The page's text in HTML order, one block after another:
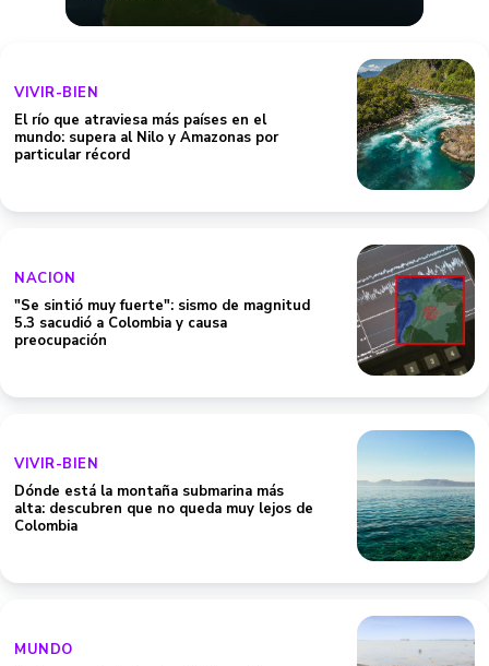
VIVIR-BIEN
El río que atraviesa más países en el
mundo: supera al Nilo y Amazonas por
particular récord
NACION
"Se sintió muy fuerte": sismo de magnitud
5.3 sacudió a Colombia y causa
preocupación
VIVIR-BIEN
Dónde está la montaña submarina más
alta: descubren que no queda muy lejos de
Colombia
MUNDO